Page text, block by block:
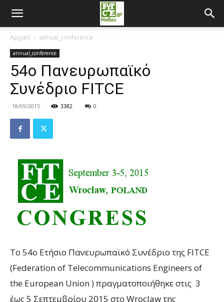
Αρχική annual_conference
annual_conference
54o Πανευρωπαϊκό
Συνέδριο FITCE
18/09/2015 3382 0
Το 54o Ετήσιο Πανευρωπαϊκό Συνέδριο της FITCE
(Federation of Telecommunications Engineers of
the European Union ) πραγματοποιήθηκε στις 3
έως 5 Σεπτεμβρίου 2015 στο Wroclaw της